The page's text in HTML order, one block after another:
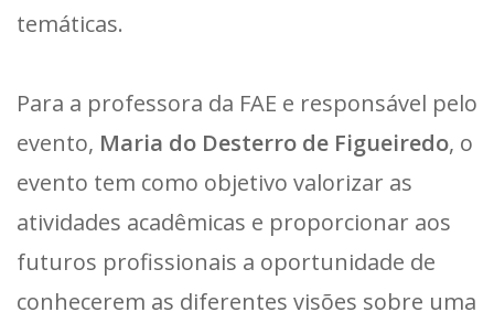
temáticas.
Para a professora da FAE e responsável pelo
evento, Maria do Desterro de Figueiredo, o
evento tem como objetivo valorizar as
atividades acadêmicas e proporcionar aos
futuros profissionais a oportunidade de
conhecerem as diferentes visões sobre uma